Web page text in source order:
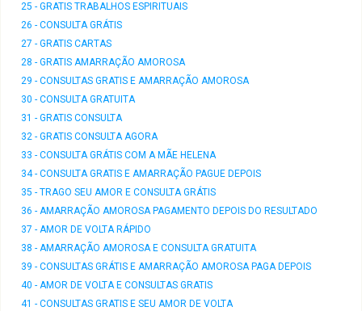
25 - GRATIS TRABALHOS ESPIRITUAIS
26 - CONSULTA GRÁTIS
27 - GRATIS CARTAS
28 - GRATIS AMARRAÇÃO AMOROSA
29 - CONSULTAS GRATIS E AMARRAÇÃO AMOROSA
30 - CONSULTA GRATUITA
31 - GRATIS CONSULTA
32 - GRATIS CONSULTA AGORA
33 - CONSULTA GRÁTIS COM A MÃE HELENA
34 - CONSULTA GRATIS E AMARRAÇÃO PAGUE DEPOIS
35 - TRAGO SEU AMOR E CONSULTA GRÁTIS
36 - AMARRAÇÃO AMOROSA PAGAMENTO DEPOIS DO RESULTADO
37 - AMOR DE VOLTA RÁPIDO
38 - AMARRAÇÃO AMOROSA E CONSULTA GRATUITA
39 - CONSULTAS GRÁTIS E AMARRAÇÃO AMOROSA PAGA DEPOIS
40 - AMOR DE VOLTA E CONSULTAS GRATIS
41 - CONSULTAS GRATIS E SEU AMOR DE VOLTA